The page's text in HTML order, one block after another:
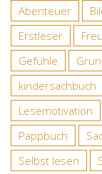
Abenteuer
Erstleser
Gefühle
kindersachbuch
Lesemotivation
Pappbuch
Selbst lesen